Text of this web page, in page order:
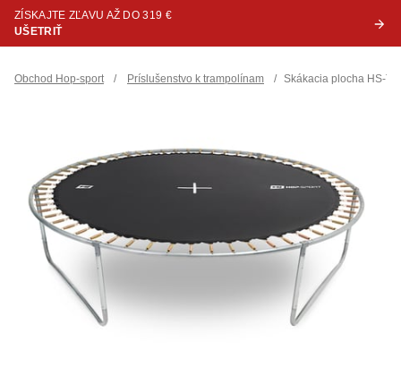
ZÍSKAJTE ZĽAVU AŽ DO 319 €
UŠETRIŤ
Obchod Hop-sport / Príslušenstvo k trampolínam / Skákacia plocha HS-